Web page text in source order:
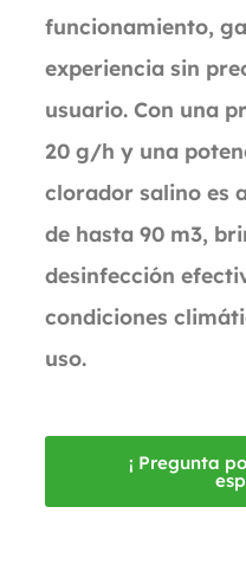
funcionamiento,
experiencia sin
usuario. Con una
20 g/h y una
clorador salino es
de hasta 90 m3,
desinfección
condiciones
uso.
¡ Pregunta